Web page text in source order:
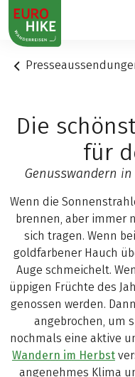
1
Die
für
Genusswandern
Wenn die
brennen, aber immer
sich tragen. Wenn
goldfarbener Hauch
Auge schmeichelt.
üppigen Früchte des
genossen werden.
angebrochen, um
nochmals eine aktive
Wandern im Herbst
angenehmes Klima